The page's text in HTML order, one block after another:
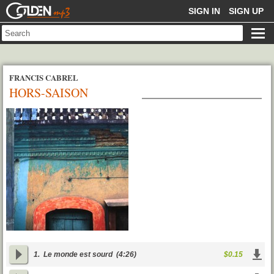
GOLDENMP3 SIGN IN SIGN UP
FRANCIS CABREL
HORS-SAISON
1. Le monde est sourd(4:26) $0.15